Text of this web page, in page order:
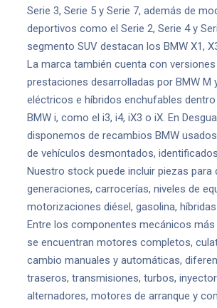
Serie 3, Serie 5 y Serie 7, además de
deportivos como el Serie 2, Serie 4 y
segmento SUV destacan los BMW X1,
La marca también cuenta con
prestaciones desarrolladas por BMW M
eléctricos e híbridos enchufables
BMW i, como el i3, i4, iX3 o iX. En
disponemos de recambios BMW
de vehículos desmontados,
Nuestro stock puede incluir piezas para
generaciones, carrocerías, niveles de
motorizaciones diésel, gasolina,
Entre los componentes mecánicos más
se encuentran motores completos,
cambio manuales y automáticas,
traseros, transmisiones, turbos,
alternadores, motores de arranque y